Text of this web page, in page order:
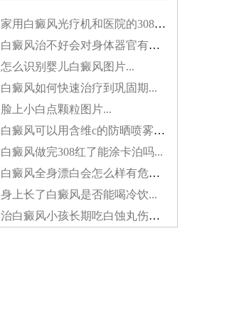
家用白癜风光疗机和医院的308有什么不同...
白癜风治不好会对身体器官有影响吗...
怎么识别婴儿白癜风图片...
白癜风如何快速治疗到巩固期...
脸上小白点颗粒图片...
白癜风可以用含维c的防晒喷雾吗...
白癜风做完308红了能涂卡泊吗...
白癜风全身漂白会怎么样有危害吗...
身上长了白癜风是否能喝冷饮...
治白癜风小孩长期吃白蚀丸伤肝吗...